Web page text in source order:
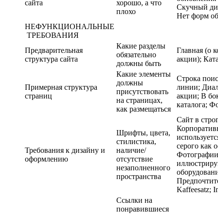
сайта
хорошо, а что
плохо
Скучный
Нет форм
НЕФУНКЦИОНАЛЬНЫЕ
ТРЕБОВАНИЯ
Предварительная
структура сайта
Какие разделы
обязательно
должны быть
Главная (о
акции);
Примерная структура
страниц
Какие элементы
должны
присутствовать
на страницах,
как размещаться
Строка
линии;
акции; В
каталога;
Требования к дизайну и
оформлению
Шрифты, цвета,
стилистика,
наличие/
отсутствие
незаполненного
пространства
Сайт в
серого как
Kaffeesatz;
Ссылки на
понравившиеся